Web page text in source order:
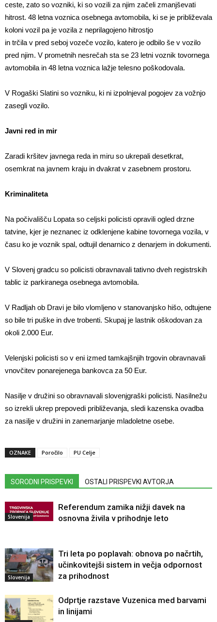
ceste, zato so vozniki, ki so vozili za njim začeli zmanjševati
hitrost. 48 letna voznica osebnega avtomobila, ki se je približevala
koloni vozil pa je vozila z neprilagojeno hitrostjo
in trčila v pred seboj vozeče vozilo, katero je odbilo še v vozilo
pred njim. V prometnih nesrečah sta se 23 letni voznik tovornega
avtomobila in 48 letna voznica lažje telesno poškodovala.
V Rogaški Slatini so vozniku, ki ni izpolnjeval pogojev za vožnjo
zasegli vozilo.
Javni red in mir
Zaradi kršitev javnega reda in miru so ukrepali desetkrat,
osemkrat na javnem kraju in dvakrat v zasebnem prostoru.
Kriminaliteta
Na počivališču Lopata so celjski policisti opravili ogled drzne
tatvine, kjer je neznanec iz odklenjene kabine tovornega vozila, v
času ko je voznik spal, odtujil denarnico z denarjem in dokumenti.
V Slovenj gradcu so policisti obravnavali tativno dveh registrskih
tablic iz parkiranega osebnega avtomobila.
V Radljah ob Dravi je bilo vlomljeno v stanovanjsko hišo, odtujene
so bile tri puške in dve trobenti. Skupaj je lastnik oškodovan za
okoli 2.000 Eur.
Velenjski policisti so v eni izmed tamkajšnjih trgovin obravnavali
vnovčitev ponarejenega bankovca za 50 Eur.
Nasilje v družini so obravnavali slovenjgraški policisti. Nasilnežu
so izrekli ukrep prepovedi približevanja, sledi kazenska ovadba
za nasilje v družini in zanemarjanje mladoletne osebe.
OZNAKE Poročilo PU Celje
SORODNI PRISPEVKI OSTALI PRISPEVKI AVTORJA
Slovenija
Referendum zamika nižji davek na
osnovna živila v prihodnje leto
Slovenija
Tri leta po poplavah: obnova po načrtih,
učinkovitejši sistem in večja odpornost
za prihodnost
Odprtje razstave Vuzenica med barvami
in linijami